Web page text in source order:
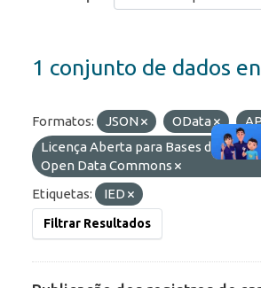
1 conjunto de dados
Formatos: JSON OData
Licença Aberta para Bases de Dados
Open Data Commons
Etiquetas:
IED
Filtrar Resultados